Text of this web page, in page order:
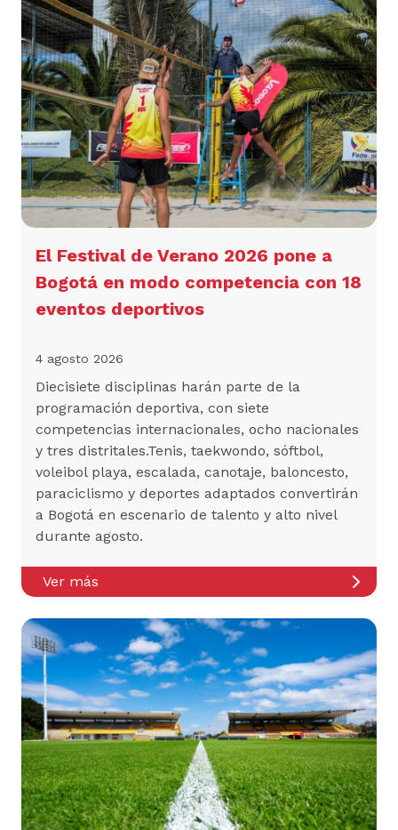
El Festival de Verano 2026 pone a
Bogotá en modo competencia con 18
eventos deportivos
4 agosto 2026
Diecisiete disciplinas harán parte de la
programación deportiva, con siete
competencias internacionales, ocho nacionales
y tres distritales.Tenis, taekwondo, sóftbol,
voleibol playa, escalada, canotaje, baloncesto,
paraciclismo y deportes adaptados convertirán
a Bogotá en escenario de talento y alto nivel
durante agosto.
Ver más